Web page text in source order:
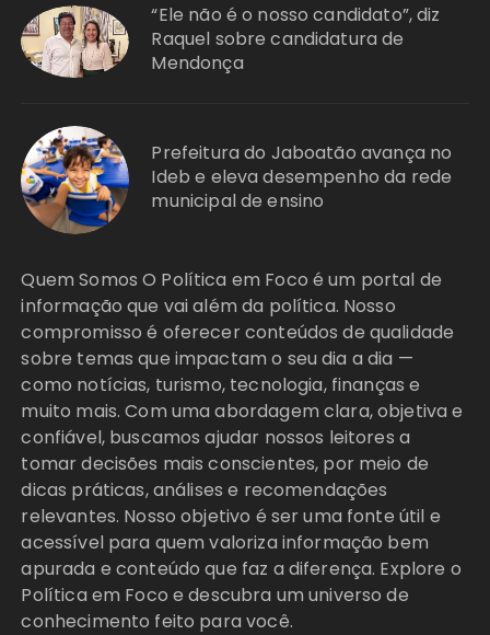
“Ele não é o nosso candidato”, diz
Raquel sobre candidatura de
Mendonça
Prefeitura do Jaboatão avança no
Ideb e eleva desempenho da rede
municipal de ensino
Quem Somos O Política em Foco é um portal de
informação que vai além da política. Nosso
compromisso é oferecer conteúdos de qualidade
sobre temas que impactam o seu dia a dia —
como notícias, turismo, tecnologia, finanças e
muito mais. Com uma abordagem clara, objetiva e
confiável, buscamos ajudar nossos leitores a
tomar decisões mais conscientes, por meio de
dicas práticas, análises e recomendações
relevantes. Nosso objetivo é ser uma fonte útil e
acessível para quem valoriza informação bem
apurada e conteúdo que faz a diferença. Explore o
Política em Foco e descubra um universo de
conhecimento feito para você.